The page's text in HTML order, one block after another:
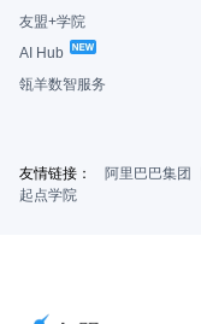
友盟+学院
AI Hub
瓴羊数智服务
友情链接： 阿里巴巴集团
起点学院